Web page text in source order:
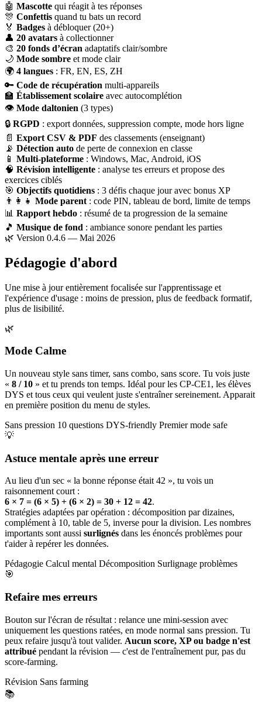
🤖 Mascotte qui réagit à tes réponses
🎊 Confettis quand tu bats un record
🏅 Badges à débloquer (20+)
👤 20 avatars à collectionner
🎨 20 fonds d’écran adaptatifs clair/sombre
🌙 Mode sombre et mode clair
🌍 4 langues : FR, EN, ES, ZH
🔑 Code de récupération multi-appareils
🏫 Établissement scolaire avec autocomplétion
👁 Mode daltonien (3 types)
🔒 RGPD : export données, suppression compte, mode hors ligne
📄 Export CSV & PDF des classements (enseignant)
📡 Détection auto de perte de connexion en classe
📱 Multi-plateforme : Windows, Mac, Android, iOS
🧠 Révision intelligente : analyse tes erreurs et propose des
exercices ciblés
🎯 Objectifs quotidiens : 3 défis chaque jour avec bonus XP
👨‍👩‍👧 Mode parent : code PIN, tableau de bord, limite de temps
📊 Rapport hebdo : résumé de ta progression de la semaine
🎵 Musique de fond : ambiance sonore pendant les parties
🌿 Version 0.4.6 — Mai 2026
Pédagogie d'abord
Une mise à jour entièrement focalisée sur l'apprentissage et
l'expérience d'usage : moins de pression, plus de feedback formatif,
plus de lisibilité.
🌿
Mode Calme
Un nouveau style sans timer, sans combo, sans score. Tu vois juste
« 8 / 10 » et tu prends ton temps. Idéal pour les CP-CE1, les élèves
DYS et tous ceux qui veulent juste s'entraîner sereinement. Apparait
en première position du menu de styles.
Sans pression 10 questions DYS-friendly Premier mode safe
💡
Astuce mentale après une erreur
Au lieu d'un sec « la bonne réponse était 42 », tu vois un
raisonnement court :
6 × 7 = (6 × 5) + (6 × 2) = 30 + 12 = 42.
Stratégies adaptées par opération : décomposition par dizaines,
complément à 10, table de 5, inverse pour la division. Les nombres
importants sont aussi surlignés dans les énoncés problèmes pour
t'aider à repérer les données.
Pédagogie Calcul mental Décomposition Surlignage problèmes
🎯
Refaire mes erreurs
Bouton sur l'écran de résultat : relance une mini-session avec
uniquement les questions ratées, en mode normal sans pression. Tu
peux refaire jusqu'à tout valider. Aucun score, XP ou badge n'est
attribué pendant la révision — c'est de l'entraînement pur, pas du
score-farming.
Révision Sans farming
📚